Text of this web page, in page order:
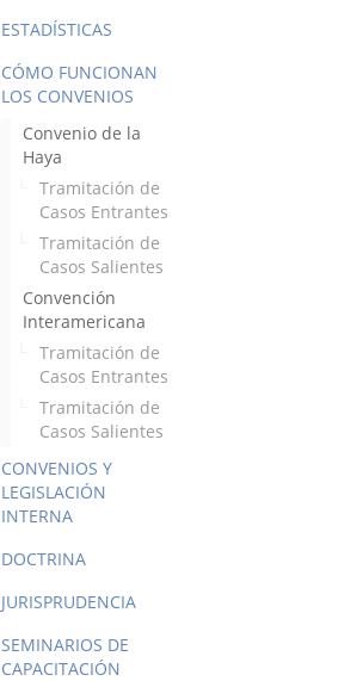
ESTADÍSTICAS
CÓMO FUNCIONAN
LOS CONVENIOS
Convenio de la
Haya
Tramitación de
Casos Entrantes
Tramitación de
Casos Salientes
Convención
Interamericana
Tramitación de
Casos Entrantes
Tramitación de
Casos Salientes
CONVENIOS Y
LEGISLACIÓN
INTERNA
DOCTRINA
JURISPRUDENCIA
SEMINARIOS DE
CAPACITACIÓN